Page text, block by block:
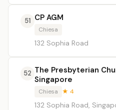
51 CP AGM
Chiesa
132 Sophia Road
52 The Presbyterian
Singapore
Chiesa ★ 4
132 Sophia Road,